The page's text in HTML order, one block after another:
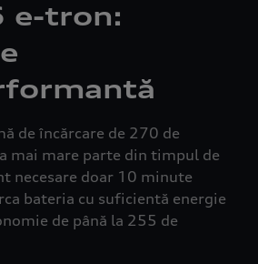
e-tron:
de încărcare de 270 de
mai mare parte din timpul de
necesare doar 10 minute
bateria cu suficientă energie
de până la 255 de